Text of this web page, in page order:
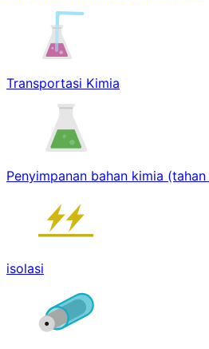
Transportasi Kimia
Penyimpanan bahan kimia
isolasi